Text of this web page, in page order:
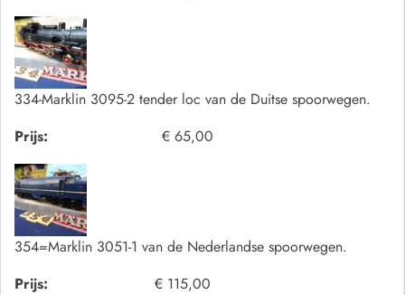
334-Marklin 3095-2 tender loc van de Duitse spoorwegen.
Prijs:
€ 65,00
354=Marklin 3051-1 van de Nederlandse spoorwegen.
Prijs:
€ 115,00